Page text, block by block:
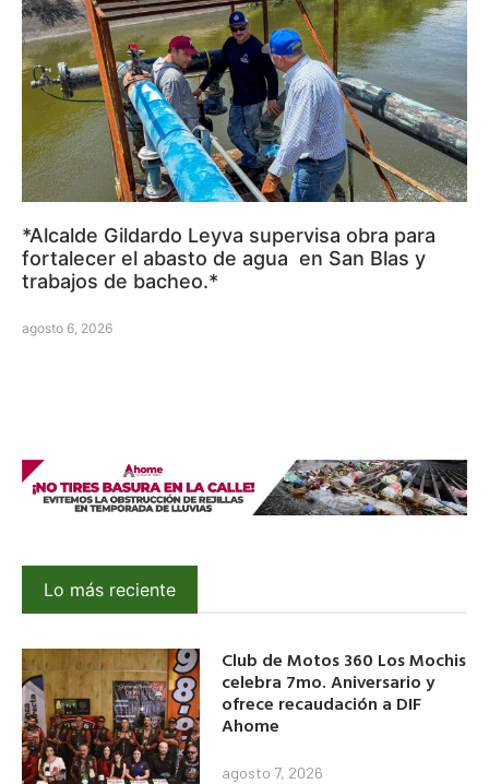
*Alcalde Gildardo Leyva supervisa obra para
fortalecer el abasto de agua en San Blas y
trabajos de bacheo.*
agosto 6, 2026
Lo más reciente
Club de Motos 360 Los Mochis
celebra 7mo. Aniversario y
ofrece recaudación a DIF
Ahome
agosto 7, 2026